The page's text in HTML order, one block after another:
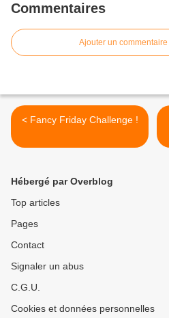
Commentaires
Ajouter un commentaire
< Fancy Friday Challenge !
Hébergé par Overblog
Top articles
Pages
Contact
Signaler un abus
C.G.U.
Cookies et données personnelles